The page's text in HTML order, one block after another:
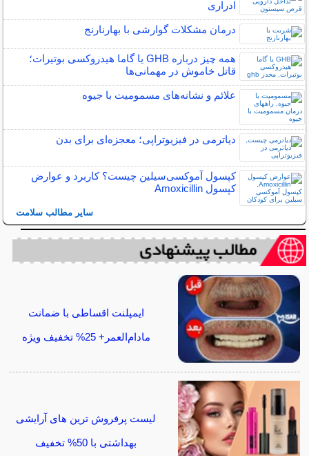
ادراری
درمان مشکلات گوارشی با بهارنارنج
همه چیز درباره GHB یا گاما هیدروکسی بوتیرات؛
قاتل خاموش در مهمانی‌ها
علائم و نشانه‌های مسمومیت با جیوه
دیاترمی در فیزیوتراپی؛ معجزه‌ای برای بدن
کپسول آموکسی‌سیلین چیست؟ کاربرد و عوارض
کپسول Amoxicillin
سایر مطالب سلامت
ایمپلنت اقساطی با ضمانت
مادام‌العمر+ 25% تخفیف ویژه
لیست پرفروش ترین های آرایشی
بهداشتی با 50% تخفیف